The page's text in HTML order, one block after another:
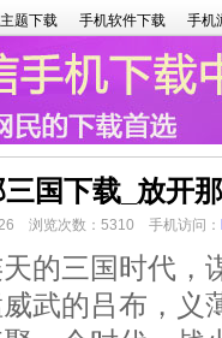
题下载 手机软件下载 手机
国下载_放开
浏览次数：5310 手机访问：
三国时代，
武的吕布，义